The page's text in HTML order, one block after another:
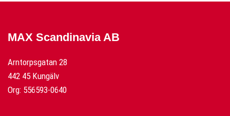
MAX Scandinavia AB
Arntorpsgatan 28
442 45 Kungälv
Org: 556593-0640